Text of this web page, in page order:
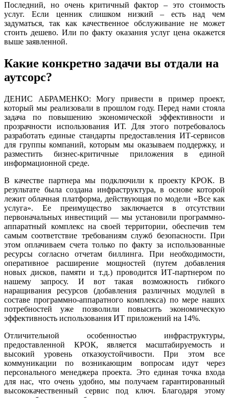
Последний, но очень критичный фактор – это стоимость
услуг. Если ценник слишком низкий – есть над чем
задуматься, так как качественное обслуживание не может
стоить дешево. Или по факту оказания услуг цена окажется
выше заявленной.
Какие конкретно задачи вы отдали на
аутсорс?
ДЕНИС АБРАМЕНКО: Могу привести в пример проект,
который мы реализовали в прошлом году. Перед нами стояла
задача по повышению экономической эффективности и
прозрачности использования ИТ. Для этого потребовалось
разработать единые стандарты предоставления ИТ-сервисов
для группы компаний, которым мы оказываем поддержку, и
разместить бизнес-критичные приложения в единой
информационной среде.
В качестве партнера мы подключили к проекту КРОК. В
результате была создана инфраструктура, в основе которой
лежит облачная платформа, действующая по модели «Все как
услуга». Ее преимущество заключается в отсутствии
первоначальных инвестиций — мы установили программно-
аппаратный комплекс на своей территории, обеспечив тем
самым соответствие требованиям служб безопасности. При
этом оплачиваем счета только по факту за использованные
ресурсы согласно отчетам биллинга. При необходимости,
оперативное расширение мощностей (путем добавления
новых дисков, памяти и т.д.) проводится ИТ-партнером по
нашему запросу. И вот такая возможность гибкого
наращивания ресурсов (добавления различных модулей в
составе программно-аппаратного комплекса) по мере наших
потребностей уже позволили повысить экономическую
эффективность использования ИТ приложений на 14%.
Отличительной особенностью инфраструктуры,
предоставленной КРОК, является масштабируемость и
высокий уровень отказоустойчивости. При этом все
коммуникации по возникающим вопросам идут через
персонального менеджера проекта. Это единая точка входа
для нас, что очень удобно, мы получаем гарантированный
высококачественный сервис под ключ. Благодаря этому